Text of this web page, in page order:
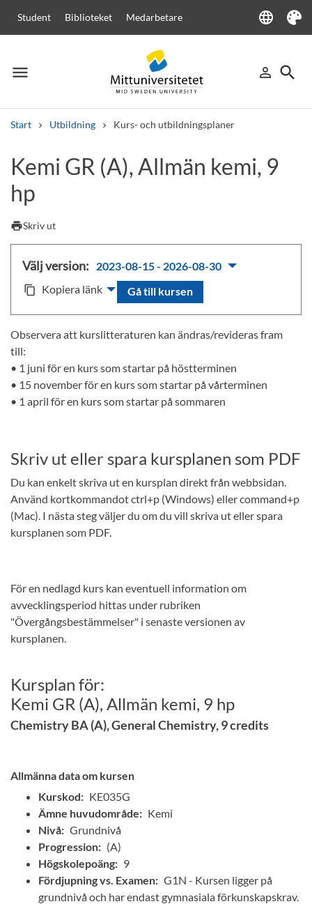
Student Biblioteket Medarbetare language
Language
Tema
menu
Meny person_outline
Logga in
search
Sök
Start Utbildning Kurs- och utbildningsplaner
Andra söktjänster
Kurser och program
Lediga jobb
Kemi GR (A), Allmän kemi, 9
hp
printSkriv ut
Välj version: 2023-08-15 - 2026-08-30
content_copy Kopiera länk Gå till kursen
Observera att kurslitteraturen kan ändras/revideras fram
till:
• 1 juni för en kurs som startar på höstterminen
• 15 november för en kurs som startar på vårterminen
• 1 april för en kurs som startar på sommaren
Skriv ut eller spara kursplanen som PDF
Du kan enkelt skriva ut en kursplan direkt från webbsidan.
Använd kortkommandot ctrl+p (Windows) eller command+p
(Mac). I nästa steg väljer du om du vill skriva ut eller spara
kursplanen som PDF.
För en nedlagd kurs kan eventuell information om
avvecklingsperiod hittas under rubriken
"Övergångsbestämmelser" i senaste versionen av
kursplanen.
Kursplan för:
Kemi GR (A), Allmän kemi, 9 hp
Chemistry BA (A), General Chemistry, 9 credits
Allmänna data om kursen
Kurskod: KE035G
Ämne huvudområde: Kemi
Nivå: Grundnivå
Progression: (A)
Högskolepoäng: 9
Fördjupning vs. Examen: G1N - Kursen ligger på
grundnivå och har endast gymnasiala förkunskapskrav.